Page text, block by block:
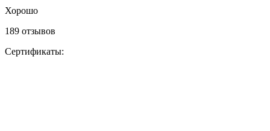
Хорошо
189 отзывов
Сертификаты: